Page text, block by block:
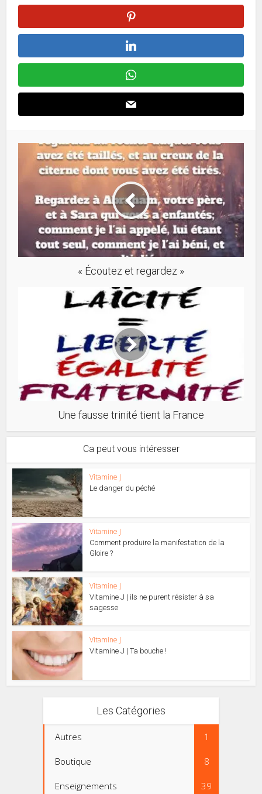
« Écoutez et regardez »
Une fausse trinité tient la France
Ca peut vous intéresser
Vitamine J
Le danger du péché
Vitamine J
Comment produire la manifestation de la
Gloire ?
Vitamine J
Vitamine J | ils ne purent résister à sa
sagesse
Vitamine J
Vitamine J | Ta bouche !
Les Catégories
Autres 1
Boutique 8
Enseignements 39